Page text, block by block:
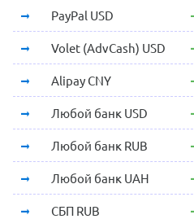
PayPal USD
Volet (AdvCash) USD
Alipay CNY
Любой банк USD
Любой банк RUB
Любой банк UAH
СБП RUB